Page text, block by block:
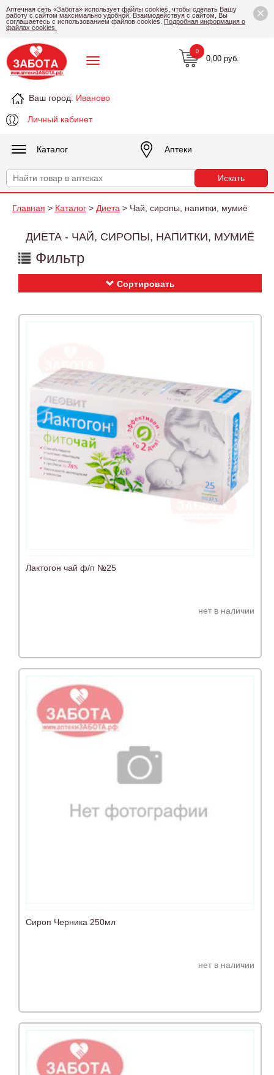
×
Аптечная сеть «Забота» использует файлы cookies, чтобы сделать Вашу
работу с сайтом максимально удобной. Взаимодействуя с сайтом, Вы
соглашаетесь с использованием файлов cookies. Подробная информация о
файлах cookies.
Ваш город: Иваново
Личный кабинет
0,00 руб.
0
Каталог Аптеки
Главная > Каталог > Диета > Чай, сиропы, напитки, мумиё
ДИЕТА - ЧАЙ, СИРОПЫ, НАПИТКИ, МУМИЁ
Фильтр
Сортировать
Лактогон чай ф/п №25
нет в наличии
Сироп Черника 250мл
нет в наличии